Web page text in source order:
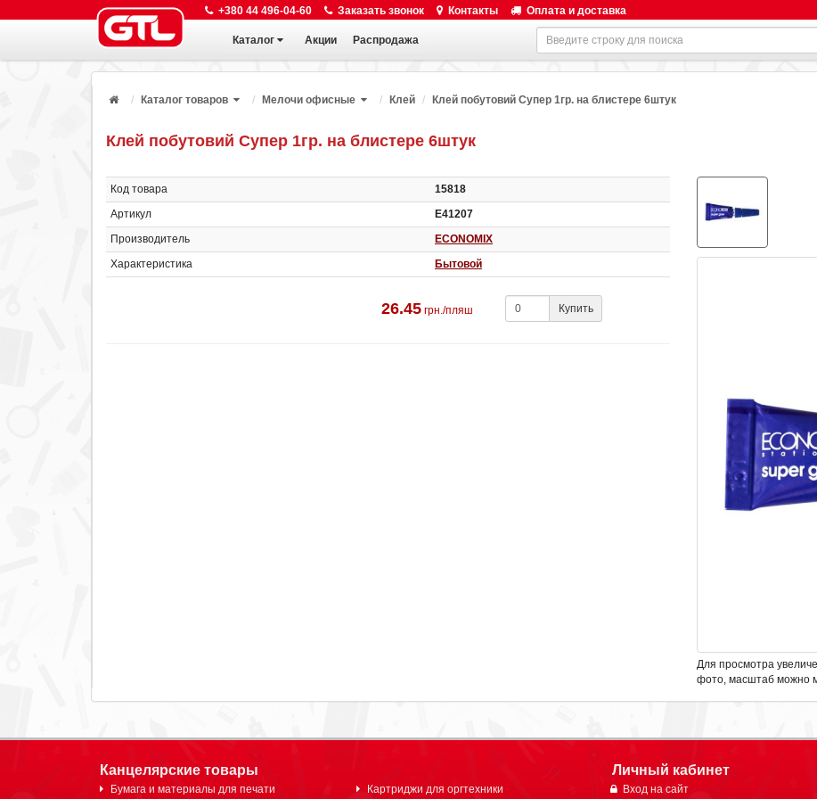
+380 44 496-04-60 Заказать звонок Контакты Оплата и доставка
Каталог Акции Распродажа
Каталог товаров Мелочи офисные Клей Клей побутовий Супер 1гр. на блистере 6штук
Клей побутовий Супер 1гр. на блистере 6штук
Код товара
15818
Артикул
Е41207
Производитель
ECONOMIX
Характеристика
Бытовой
26.45 грн./пляш Купить
Для просмотра
фото, масштаб можно
Канцелярские товары
Бумага и материалы для печати
Картриджи для оргтехники
Личный кабинет
Вход на сайт